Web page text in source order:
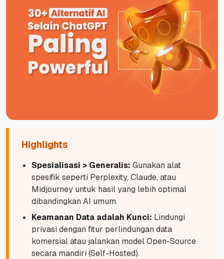
Highlights
Spesialisasi > Generalis: Gunakan alat
spesifik seperti Perplexity, Claude, atau
Midjourney untuk hasil yang lebih optimal
dibandingkan AI umum.
Keamanan Data adalah Kunci: Lindungi
privasi dengan fitur perlindungan data
komersial atau jalankan model Open-Source
secara mandiri (Self-Hosted).